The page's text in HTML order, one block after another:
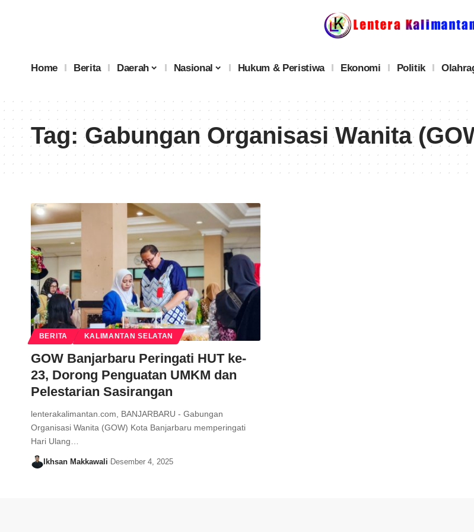
Home Berita Daerah Nasional Hukum & Peristiwa Ekonomi Politik
Tag:Gabungan Organisasi Wanita
BERITA KALIMANTAN SELATAN
GOW Banjarbaru Peringati HUT ke-
23, Dorong Penguatan UMKM dan
Pelestarian Sasirangan
lenterakalimantan.com, BANJARBARU - Gabungan
Organisasi Wanita (GOW) Kota Banjarbaru memperingati
Hari Ulang…
Ikhsan Makkawali Desember 4, 2025